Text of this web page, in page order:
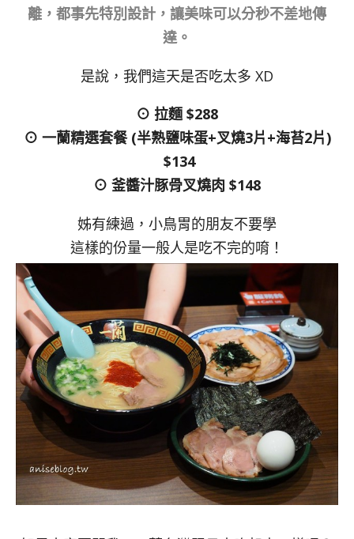
離，都事先特別設計，讓美味可以分秒不差地傳
達。
是說，我們這天是否吃太多 XD
⊙ 拉麵 $288
⊙ 一蘭精選套餐 (半熟鹽味蛋+叉燒3片+海苔2片)
$134
⊙ 釜醬汁豚骨叉燒肉 $148
姊有練過，小鳥胃的朋友不要學
這樣的份量一般人是吃不完的唷！